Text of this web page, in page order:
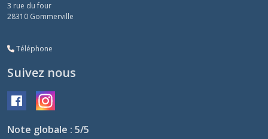
3 rue du four
28310 Gommerville
Téléphone
Suivez nous
Note globale : 5/5